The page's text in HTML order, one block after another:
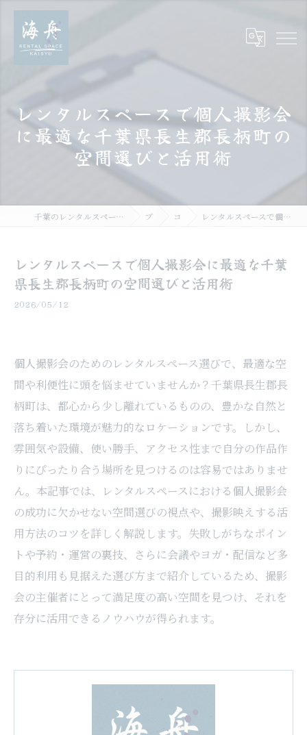
レンタルスペースで個人撮影会
に最適な千葉県長生郡長柄町の
空間選びと活用術
千葉のレンタルスペース海舟｜個室・スタジオ・一棟貸し｜大人数・WiFi完備 ブログ コラム レンタルスペースで個人撮影会に最適な千葉県長生郡長柄町の空間選びと活用術
レンタルスペースで個人撮影会に最適な千葉
県長生郡長柄町の空間選びと活用術
2026/05/12
個人撮影会のためのレンタルスペース選びで、最適な空
間や利便性に頭を悩ませていませんか？千葉県長生郡長
柄町は、都心から少し離れているものの、豊かな自然と
落ち着いた環境が魅力的なロケーションです。しかし、
雰囲気や設備、使い勝手、アクセス性まで自分の作品作
りにぴったり合う場所を見つけるのは容易ではありませ
ん。本記事では、レンタルスペースにおける個人撮影会
の成功に欠かせない空間選びの視点や、撮影映えする活
用方法のコツを詳しく解説します。失敗しがちなポイン
トや予約・運営の裏技、さらに会議やヨガ・配信など多
目的利用も見据えた選び方まで紹介しているため、撮影
会の主催者にとって満足度の高い空間を見つけ、それを
存分に活用できるノウハウが得られます。